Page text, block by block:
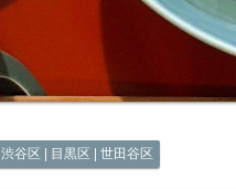
渋谷区 | 目黒区 | 世田谷区